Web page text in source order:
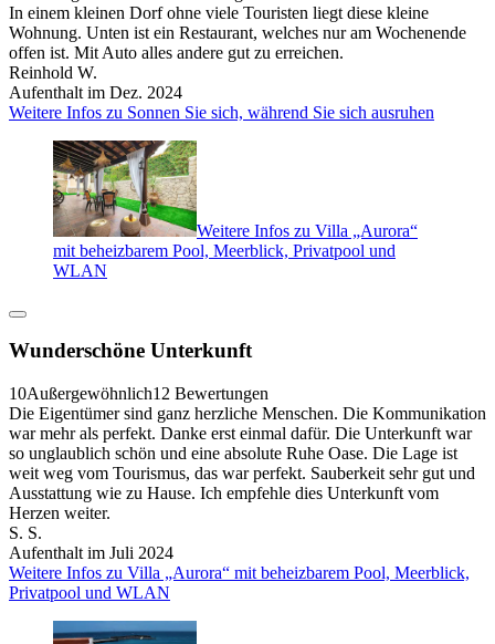
In einem kleinen Dorf ohne viele Touristen liegt diese kleine
Wohnung. Unten ist ein Restaurant, welches nur am Wochenende
offen ist. Mit Auto alles andere gut zu erreichen.
Reinhold W.
Aufenthalt im Dez. 2024
Weitere Infos zu Sonnen Sie sich, während Sie sich ausruhen
Weitere Infos zu Villa „Aurora“
mit beheizbarem Pool, Meerblick, Privatpool und
WLAN
Wunderschöne Unterkunft
10Außergewöhnlich12 Bewertungen
Die Eigentümer sind ganz herzliche Menschen. Die Kommunikation
war mehr als perfekt. Danke erst einmal dafür. Die Unterkunft war
so unglaublich schön und eine absolute Ruhe Oase. Die Lage ist
weit weg vom Tourismus, das war perfekt. Sauberkeit sehr gut und
Ausstattung wie zu Hause. Ich empfehle dies Unterkunft vom
Herzen weiter.
S. S.
Aufenthalt im Juli 2024
Weitere Infos zu Villa „Aurora“ mit beheizbarem Pool, Meerblick,
Privatpool und WLAN